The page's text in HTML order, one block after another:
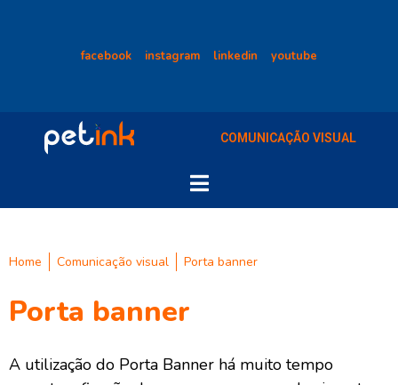
facebook instagram linkedin youtube
COMUNICAÇÃO VISUAL
Home Comunicação visual Porta banner
Porta banner
A utilização do Porta Banner há muito tempo